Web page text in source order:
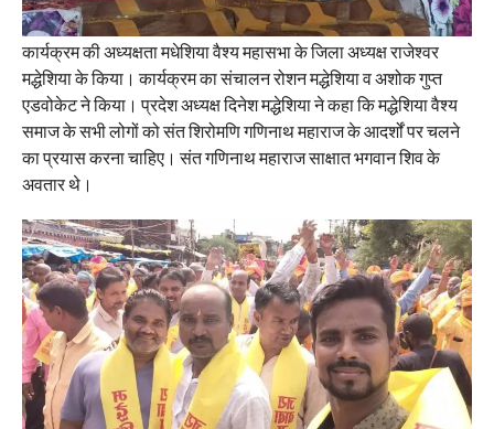
कार्यक्रम की अध्यक्षता मधेशिया वैश्य महासभा के जिला अध्यक्ष राजेश्वर
मद्धेशिया के किया। कार्यक्रम का संचालन रोशन मद्धेशिया व अशोक गुप्त
एडवोकेट ने किया। प्रदेश अध्यक्ष दिनेश मद्धेशिया ने कहा कि मद्धेशिया वैश्य
समाज के सभी लोगों को संत शिरोमणि गणिनाथ महाराज के आदर्शों पर चलने
का प्रयास करना चाहिए। संत गणिनाथ महाराज साक्षात भगवान शिव के
अवतार थे।